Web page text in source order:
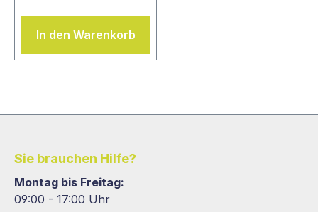
In den Warenkorb
Sie brauchen Hilfe?
Montag bis Freitag:
09:00 - 17:00 Uhr